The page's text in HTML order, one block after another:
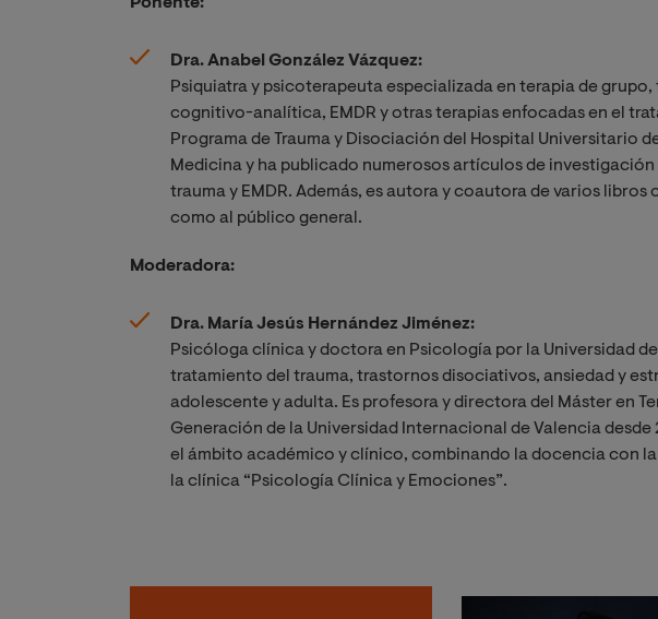
Dra. Anabel González Vázquez:
Psiquiatra y psicoterapeuta especializada en terapia de
cognitivo-analítica, EMDR y otras terapias enfocadas en el
Programa de Trauma y Disociación del Hospital Universitario
Medicina y ha publicado numerosos artículos de
trauma y EMDR. Además, es autora y coautora de varios
como al público general.
Moderadora:
Dra. María Jesús Hernández Jiménez:
Psicóloga clínica y doctora en Psicología por la Universidad
tratamiento del trauma, trastornos disociativos, ansiedad y
adolescente y adulta. Es profesora y directora del Máster en
Generación de la Universidad Internacional de Valencia desde
el ámbito académico y clínico, combinando la docencia con
la clínica “Psicología Clínica y Emociones”.